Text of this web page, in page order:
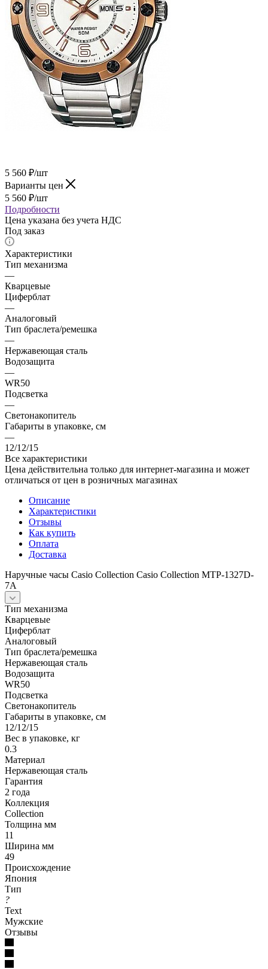
5 560 ₽/шт
Варианты цен
5 560 ₽/шт
Подробности
Цена указана без учета НДС
Под заказ
Характеристики
Тип механизма
—
Кварцевые
Циферблат
—
Аналоговый
Тип браслета/ремешка
—
Нержавеющая сталь
Водозащита
—
WR50
Подсветка
—
Светонакопитель
Габариты в упаковке, см
—
12/12/15
Все характеристики
Цена действительна только для интернет-магазина и может
отличаться от цен в розничных магазинах
Описание
Характеристики
Отзывы
Как купить
Оплата
Доставка
Наручные часы Casio Collection Casio Collection MTP-1327D-
7A
Тип механизма
Кварцевые
Циферблат
Аналоговый
Тип браслета/ремешка
Нержавеющая сталь
Водозащита
WR50
Подсветка
Светонакопитель
Габариты в упаковке, см
12/12/15
Вес в упаковке, кг
0.3
Материал
Нержавеющая сталь
Гарантия
2 года
Коллекция
Collection
Толщина мм
11
Ширина мм
49
Происхождение
Япония
Тип
?
Text
Мужские
Отзывы